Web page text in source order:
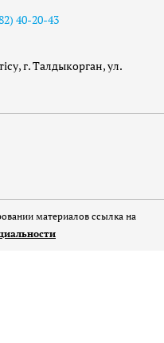
40-20-43
г. Талдыкорган, ул.
материалов ссылка на